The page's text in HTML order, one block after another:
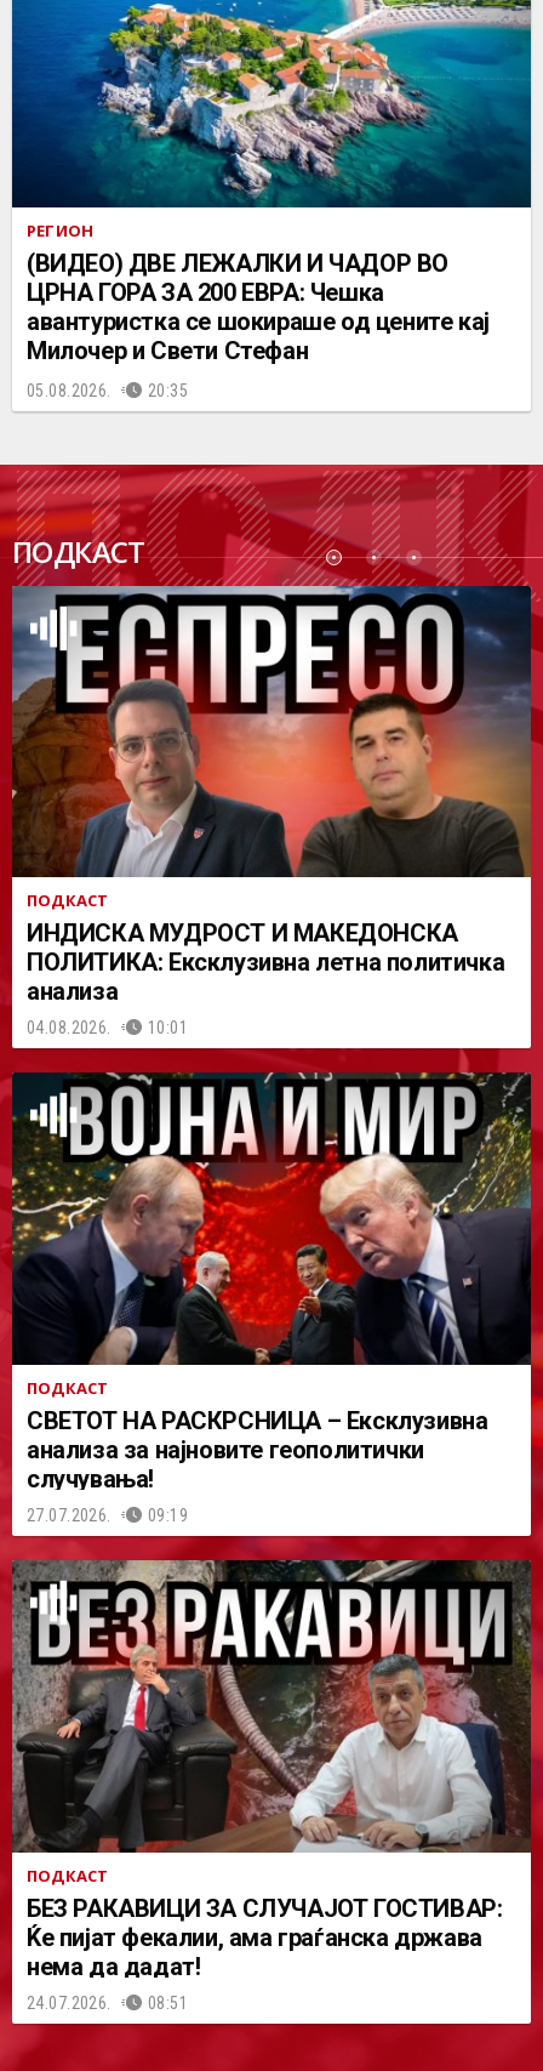
РЕГИОН
(ВИДЕО) ДВЕ ЛЕЖАЛКИ И ЧАДОР ВО
ЦРНА ГОРА ЗА 200 ЕВРА: Чешка
авантуристка се шокираше од цените кај
Милочер и Свети Стефан
05.08.2026. 20:35
ПОДКАСТ
ПОДК
АСТ
ПОДКАСТ
ИНДИСКА МУДРОСТ И МАКЕДОНСКА
ПОЛИТИКА: Ексклузивна летна политичка
анализа
04.08.2026. 10:01
ПОДКАСТ
СВЕТОТ НА РАСКРСНИЦА – Ексклузивна
анализа за најновите геополитички
случувања!
27.07.2026. 09:19
ПОДКАСТ
БЕЗ РАКАВИЦИ ЗА СЛУЧАЈОТ ГОСТИВАР:
Ќе пијат фекалии, ама граѓанска држава
нема да дадат!
24.07.2026. 08:51